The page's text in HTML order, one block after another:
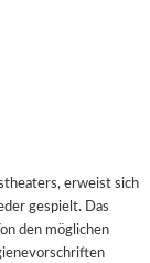
erweist sich
gespielt. Das
den möglichen